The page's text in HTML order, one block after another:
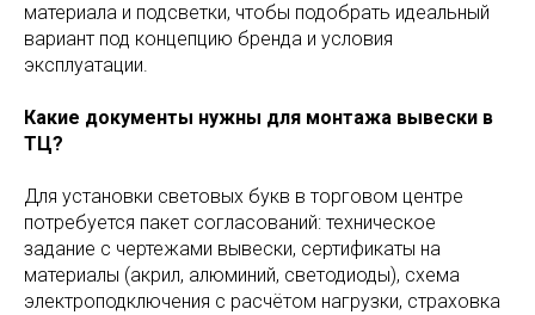
материала и подсветки, чтобы подобрать идеальный
вариант под концепцию бренда и условия
эксплуатации.
Какие документы нужны для монтажа вывески в
ТЦ?
Для установки световых букв в торговом центре
потребуется пакет согласований: техническое
задание с чертежами вывески, сертификаты на
материалы (акрил, алюминий, светодиоды), схема
электроподключения с расчётом нагрузки, страховка